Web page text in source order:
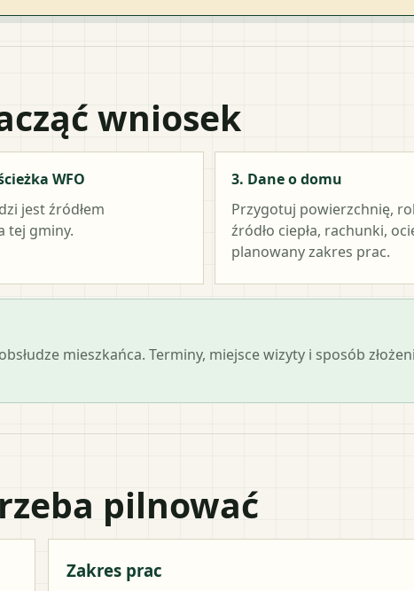
wniosek
WFO
jest źródłem
tej gminy.
3. Dane o domu
Przygotuj powierzchnię,
źródło ciepła, rachunki,
planowany zakres prac.
mieszkańca. Terminy, miejsce wizyty i sposób
pilnować
Zakres prac